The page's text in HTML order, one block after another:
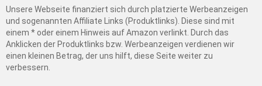
Unsere Webseite finanziert sich durch platzierte Werbeanzeigen
und sogenannten Affiliate Links (Produktlinks). Diese sind mit
einem * oder einem Hinweis auf Amazon verlinkt. Durch das
Anklicken der Produktlinks bzw. Werbeanzeigen verdienen wir
einen kleinen Betrag, der uns hilft, diese Seite weiter zu
verbessern.